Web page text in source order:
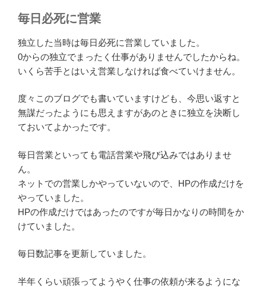
毎日必死に営業
独立した当時は毎日必死に営業していました。
0からの独立でまったく仕事がありませんでしたからね。
いくら苦手とはいえ営業しなければ食べていけません。
度々このブログでも書いていますけども、今思い返すと
無謀だったようにも思えますがあのときに独立を決断し
ておいてよかったです。
毎日営業といっても電話営業や飛び込みではありませ
ん。
ネットでの営業しかやっていないので、HPの作成だけを
やっていました。
HPの作成だけではあったのですが毎日かなりの時間をか
けていました。
毎日数記事を更新していました。
半年くらい頑張ってようやく仕事の依頼が来るようにな